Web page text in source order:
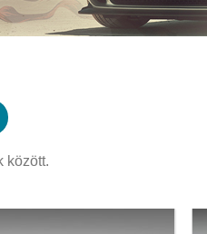
között.